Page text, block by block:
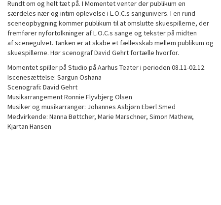
Rundt om og helt tæt på. I Momentet venter der publikum en
særdeles nær og intim oplevelse i L.O.C.s sangunivers. I en rund
sceneopbygning kommer publikum til at omslutte skuespillerne, der
fremfører nyfortolkninger af L.O.C.s sange og tekster på midten
af scenegulvet. Tanken er at skabe et fællesskab mellem publikum og
skuespillerne. Hør scenograf David Gehrt fortælle hvorfor.
Momentet spiller på Studio på Aarhus Teater i perioden 08.11-02.12.
Iscenesættelse: Sargun Oshana
Scenografi: David Gehrt
Musikarrangement Ronnie Flyvbjerg Olsen
Musiker og musikarrangør: Johannes Asbjørn Eberl Smed
Medvirkende: Nanna Bøttcher, Marie Marschner, Simon Mathew,
Kjartan Hansen